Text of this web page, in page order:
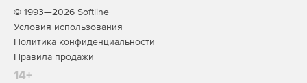
© 1993—2026 Softline
Условия использования
Политика конфиденциальности
Правила продажи
14+